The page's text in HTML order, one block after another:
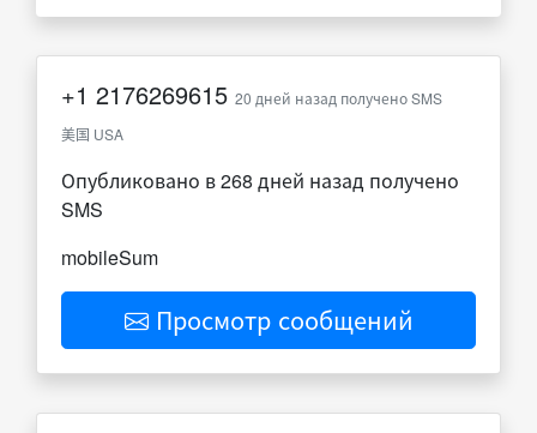
+1 2176269615 20 дней назад получено SMS
美国 USA
Опубликовано в 268 дней назад получено
SMS
mobileSum
Просмотр сообщений